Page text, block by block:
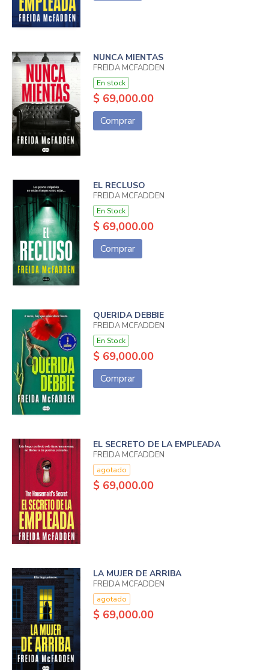
NUNCA MIENTAS
FREIDA MCFADDEN
En stock
$ 69,000.00
Comprar
EL RECLUSO
FREIDA MCFADDEN
En Stock
$ 69,000.00
Comprar
QUERIDA DEBBIE
FREIDA MCFADDEN
En Stock
$ 69,000.00
Comprar
EL SECRETO DE LA EMPLEADA
FREIDA MCFADDEN
agotado
$ 69,000.00
LA MUJER DE ARRIBA
FREIDA MCFADDEN
agotado
$ 69,000.00